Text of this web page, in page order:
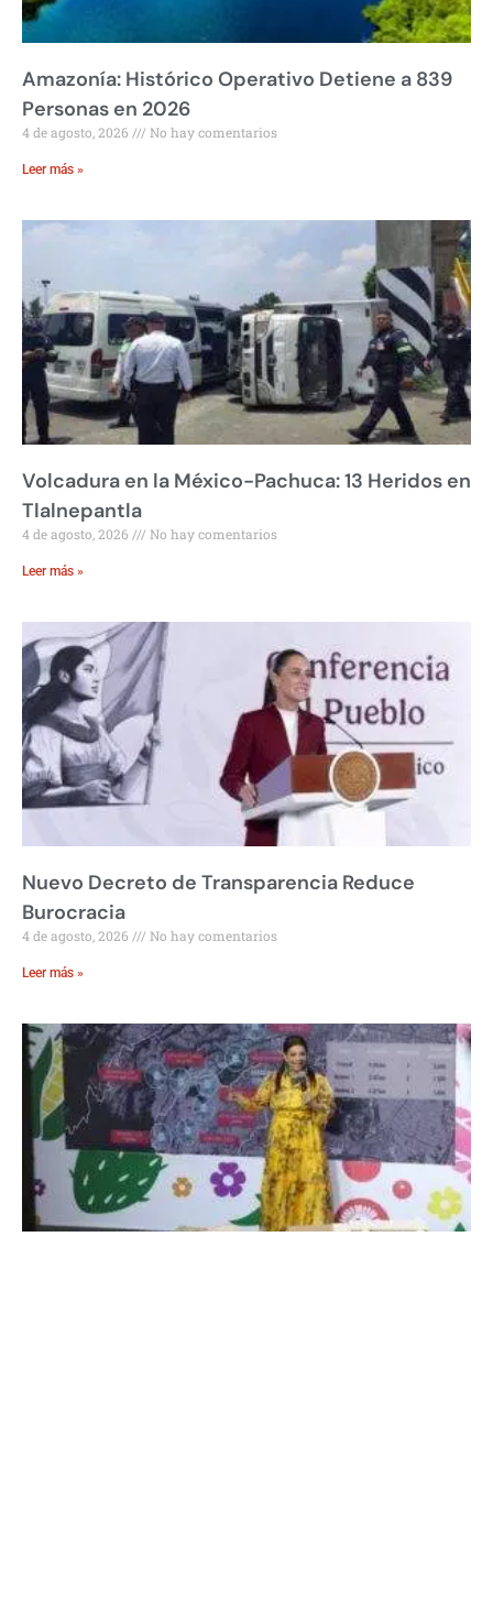
Amazonía: Histórico Operativo Detiene a 839
Personas en 2026
4 de agosto, 2026 No hay comentarios
Leer más »
Volcadura en la México-Pachuca: 13 Heridos en
Tlalnepantla
4 de agosto, 2026 No hay comentarios
Leer más »
Nuevo Decreto de Transparencia Reduce
Burocracia
4 de agosto, 2026 No hay comentarios
Leer más »